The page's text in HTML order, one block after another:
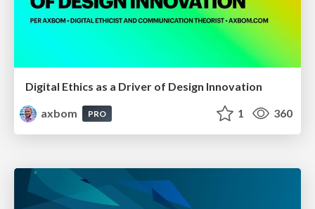
Digital Ethics as a Driver of Design Innovation
axbom
PRO 1 360